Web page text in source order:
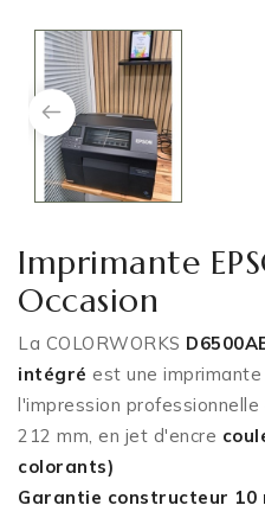
Imprimante
Occasion
La COLORWORKS D
intégré est une
l'impression
212 mm, en jet d'encre
colorants)
Garantie constructeur 10